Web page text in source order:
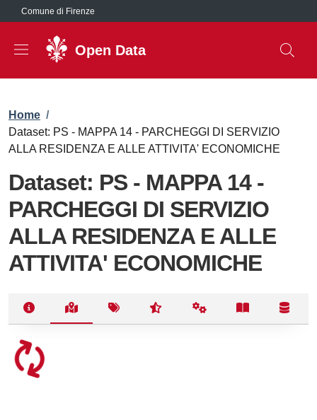
Salta al contenuto principale
Comune di Firenze
Open Data
Briciole di pane
Home /
Dataset: PS - MAPPA 14 - PARCHEGGI DI SERVIZIO
ALLA RESIDENZA E ALLE ATTIVITA' ECONOMICHE
Dataset: PS - MAPPA 14 -
PARCHEGGI DI SERVIZIO
ALLA RESIDENZA E ALLE
ATTIVITA' ECONOMICHE